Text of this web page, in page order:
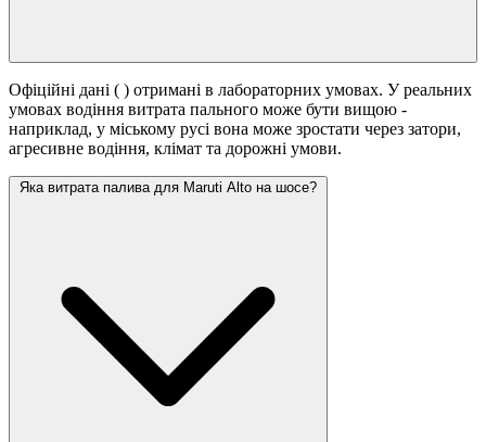
Офіційні дані ( ) отримані в лабораторних умовах. У реальних
умовах водіння витрата пального може бути вищою -
наприклад, у міському русі вона може зростати через затори,
агресивне водіння, клімат та дорожні умови.
Яка витрата палива для Maruti Alto на шосе?